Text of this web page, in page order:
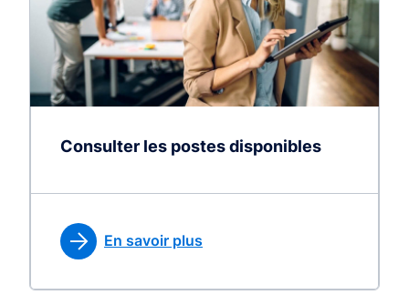
Consulter les postes disponibles
En savoir plus